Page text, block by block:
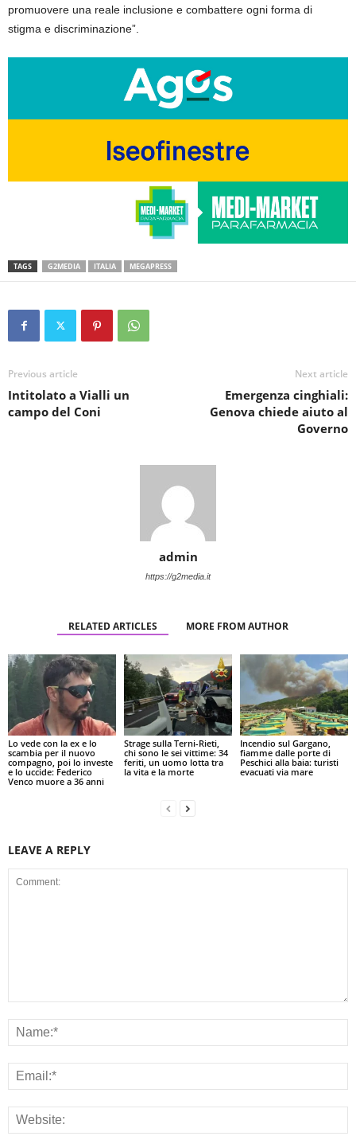
promuovere una reale inclusione e combattere ogni forma di
stigma e discriminazione”.
TAGS G2MEDIA ITALIA MEGAPRESS
Previous article
Intitolato a Vialli un
campo del Coni
Next article
Emergenza cinghiali:
Genova chiede aiuto al
Governo
admin
https://g2media.it
RELATED ARTICLES MORE FROM AUTHOR
Lo vede con la ex e lo
scambia per il nuovo
compagno, poi lo investe
e lo uccide: Federico
Venco muore a 36 anni
Strage sulla Terni-Rieti,
chi sono le sei vittime: 34
feriti, un uomo lotta tra
la vita e la morte
Incendio sul Gargano,
fiamme dalle porte di
Peschici alla baia: turisti
evacuati via mare
LEAVE A REPLY